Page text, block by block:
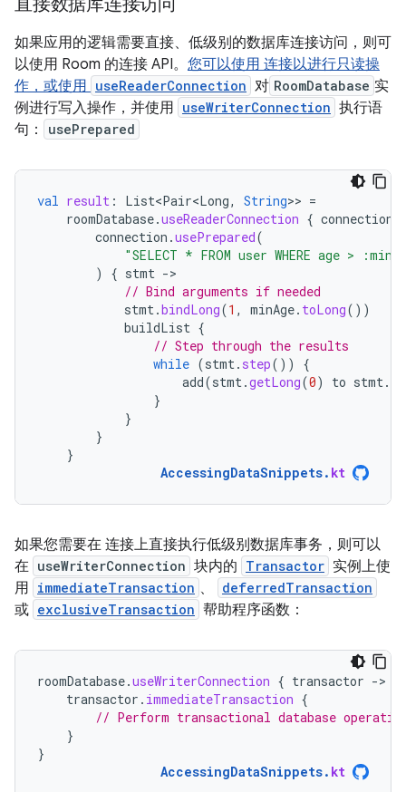
如果应用的逻辑需要直接、低级别的数据库连接访问，则可
以使用 Room 的连接 API。 您可以使用 连接以进行只读操
作，或使用 useReaderConnection 对 RoomDatabase 实
例进行写入操作，并使用 useWriterConnection 执行语
句：
usePrepared
val result : List<Pair<Long, String>> =
roomDatabase.useReaderConnection { connection
connection .usePrepared(
"SELECT * FROM user WHERE age >
)
{ stmt -
// Bind arguments if needed
stmt.bindLong(1 , minAge. toLong())
buildList {
// Step through the results
while (stmt. step())
{
add(stmt.getLong(0) to stmt.
}
}
}
}
AccessingDataSnippets. kt
如果您需要在 连接上直接执行低级别数据库事务，则可以
在 useWriterConnection 块内的 Transactor 实例上使
用 immediateTransaction 、 deferredTransaction
或 exclusiveTransaction 帮助程序函数：
roomDatabase.useWriterConnection { transactor -
transactor . immediateTransaction {
// Perform transactional database
}
}
AccessingDataSnippets. kt